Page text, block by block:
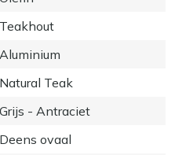
Teakhout
Aluminium
Natural Teak
Grijs - Antraciet
Deens ovaal